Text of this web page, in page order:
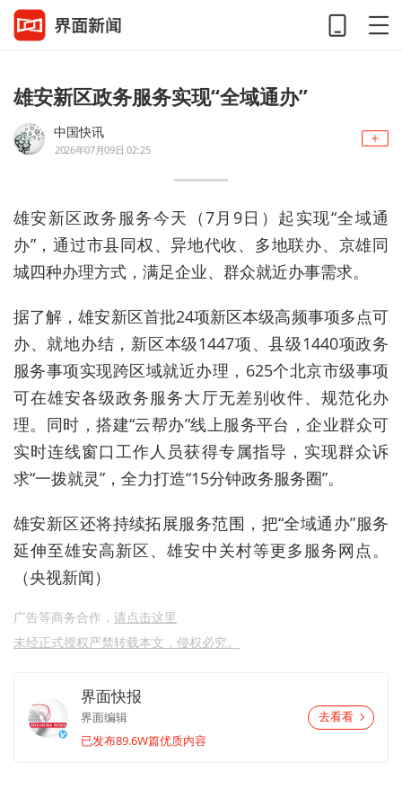
雄安新区政务服务实现“全域通办”
中国快讯
2026年07月09日 02:25
雄安新区政务服务今天（7月9日）起实现“全域通
办”，通过市县同权、异地代收、多地联办、京雄同
城四种办理方式，满足企业、群众就近办事需求。
据了解，雄安新区首批24项新区本级高频事项多点可
办、就地办结，新区本级1447项、县级1440项政务
服务事项实现跨区域就近办理，625个北京市级事项
可在雄安各级政务服务大厅无差别收件、规范化办
理。同时，搭建“云帮办”线上服务平台，企业群众可
实时连线窗口工作人员获得专属指导，实现群众诉
求“一拨就灵”，全力打造“15分钟政务服务圈”。
雄安新区还将持续拓展服务范围，把“全域通办”服务
延伸至雄安高新区、雄安中关村等更多服务网点。
（央视新闻）
广告等商务合作， 请点击这里
未经正式授权严禁转载本文，侵权必究。
界面快报
界面编辑
已发布89.6W篇优质内容
去看看